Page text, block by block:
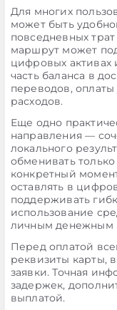
Для многих
может быть
повседневных
маршрут может
цифровых активах
часть баланса в
переводов,
расходов.
Еще одно
направления —
локального
обменивать
конкретный
оставлять в
поддерживать
использование
личным денежным
Перед оплатой
реквизиты карты,
заявки. Точная
задержек,
выплатой.